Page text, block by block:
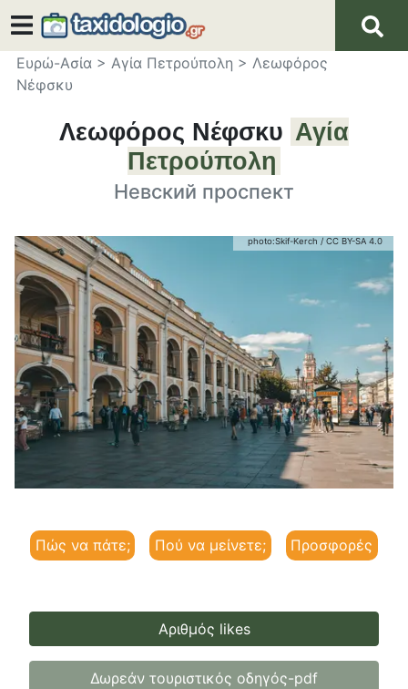
Ευρώ-Ασία > Αγία Πετρούπολη > Λεωφόρος
Νέφσκυ
Λεωφόρος Νέφσκυ Αγία
Πετρούπολη
Невский проспект
photo:Skif-Kerch / CC BY-SA 4.0
Πώς να πάτε; Πού να μείνετε; Προσφορές
Αριθμός likes
Δωρεάν τουριστικός οδηγός-pdf